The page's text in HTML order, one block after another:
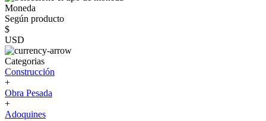
Moneda
Según producto
$
USD
Categorias
Construcción
+
Obra Pesada
+
Adoquines